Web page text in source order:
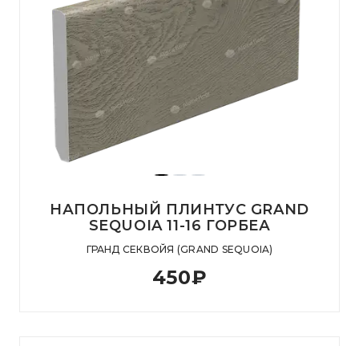
НАПОЛЬНЫЙ ПЛИНТУС GRAND
SEQUOIA 11-16 ГОРБЕА
ГРАНД СЕКВОЙЯ (GRAND SEQUOIA)
450₽